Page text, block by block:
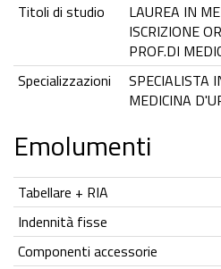
Titoli di studio
LAUREA IN
ISCRIZIONE
PROF.DI
Specializzazioni
SPECIALISTA
MEDICINA
Emolumenti
Tabellare + RIA
Indennità fisse
Componenti accessorie